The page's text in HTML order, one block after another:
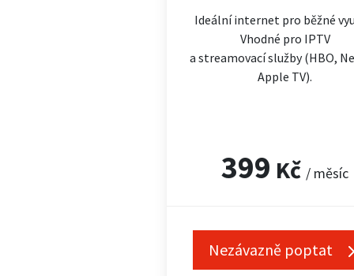
Ideální internet pro běžné
Vhodné pro IPTV
a streamovací služby (HBO,
Apple TV).
399 Kč / měsíc
Nezávazně poptat